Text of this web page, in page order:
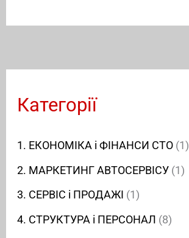
Категорії
1. ЕКОНОМІКА і ФІНАНСИ СТО(1)
2. МАРКЕТИНГ АВТОСЕРВІСУ(1)
3. СЕРВІС і ПРОДАЖІ (1)
4. СТРУКТУРА і ПЕРСОНАЛ (8)